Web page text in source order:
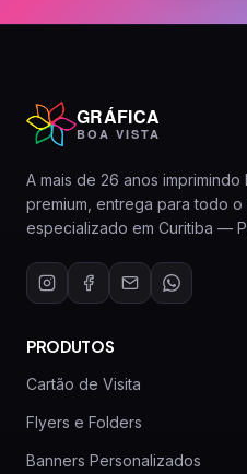
GRÁFICA
BOA VISTA
A mais de 26 anos imprimindo
premium, entrega para todo o
especializado em Curitiba —
PRODUTOS
Cartão de Visita
Flyers e Folders
Banners Personalizados